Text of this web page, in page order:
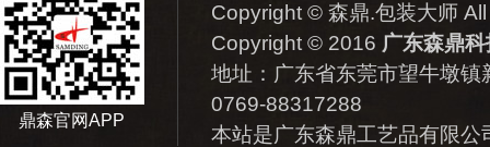
鼎森官网APP
Copyright © 森鼎.包装大师
Copyright © 2016 广东森鼎
地址： 广东省东莞市望牛墩镇
0769-88317288
本站是广东森鼎工艺品有限